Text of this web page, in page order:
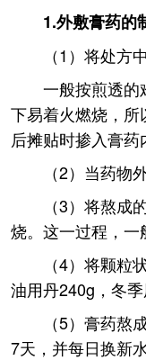
1.外敷膏药的
（1）将处方
一般按煎透的
下易着火燃烧，
后摊贴时掺入膏药
（2）当药
（3）将熬
烧。这一过程，一
（4）将颗
油用丹240g，冬
（5）膏药
7天，并每日换新